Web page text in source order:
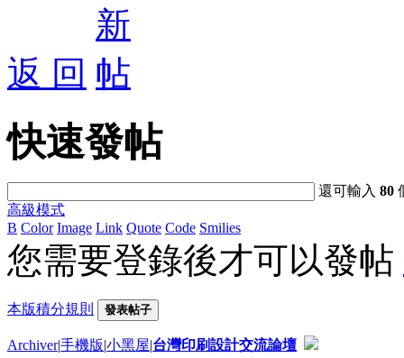
返 回
快速發帖
還可輸入80
高級模式
B Color Image Link Quote Code Smilies
您需要登錄後才可以發帖
本版積分規則 發表帖子
Archiver|手機版|小黑屋|台灣印刷設計交流論壇